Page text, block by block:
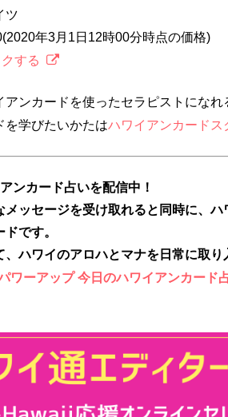
ツ
年3月1日12時00分時点の価格)
する
アンカードを使ったセラピストにな
を学びたいかたはハワイアンカードス
ンカード占いを配信中！
メッセージを受け取れると同時に、
です。
ハワイのアロハとマナを日常に取り
ワーアップ 今日のハワイアンカード